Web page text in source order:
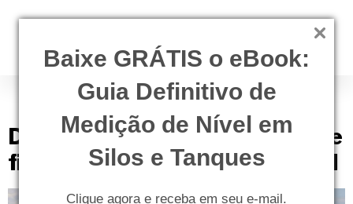
Baixe GRÁTIS o eBook:
Guia Definitivo de
Medição de Nível em
Silos e Tanques
Clique agora e receba em seu e-mail.
Tag:deposito final
Diferenças entre depósito inicial e
final de rejeitos NORM/TENORM